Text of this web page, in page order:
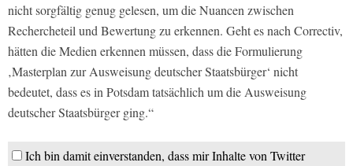
nicht sorgfältig genug gelesen, um die Nuancen zwischen
Rechercheteil und Bewertung zu erkennen. Geht es nach Correctiv,
hätten die Medien erkennen müssen, dass die Formulierung
‚Masterplan zur Ausweisung deutscher Staatsbürger‘ nicht
bedeutet, dass es in Potsdam tatsächlich um die Ausweisung
deutscher Staatsbürger ging.“
Ich bin damit einverstanden, dass mir Inhalte von Twitter